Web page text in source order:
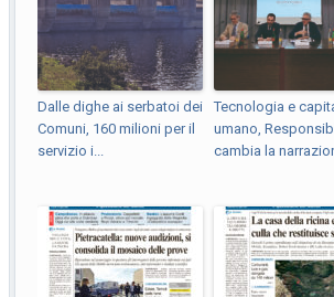
Dalle dighe ai serbatoi dei
Comuni, 160 milioni per il
servizio i...
Tecnologia e
umano,
cambia la